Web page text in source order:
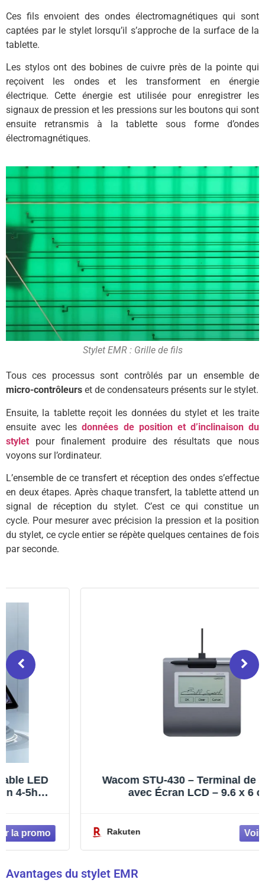
Ces fils envoient des ondes électromagnétiques qui sont
captées par le stylet lorsqu’il s’approche de la surface de la
tablette.
Les stylos ont des bobines de cuivre près de la pointe qui
reçoivent les ondes et les transforment en énergie
électrique. Cette énergie est utilisée pour enregistrer les
signaux de pression et les pressions sur les boutons qui sont
ensuite retransmis à la tablette sous forme d’ondes
électromagnétiques.
Stylet EMR : Grille de fils
Tous ces processus sont contrôlés par un ensemble de
micro-contrôleurs et de condensateurs présents sur le stylet.
Ensuite, la tablette reçoit les données du stylet et les traite
ensuite avec lesdonnées de position et d’inclinaison du
stylet pour finalement produire des résultats que nous
voyons sur l’ordinateur.
L’ensemble de ce transfert et réception des ondes s’effectue
en deux étapes. Après chaque transfert, la tablette attend un
signal de réception du stylet. C’est ce qui constitue un
cycle. Pour mesurer avec précision la pression et la position
du stylet, ce cycle entier se répète quelques centaines de fois
par seconde.
Wacom STU-430 – Terminal de signature
avec Écran LCD – 9.6 x 6 cm –
Rakuten
Avantages du stylet EMR